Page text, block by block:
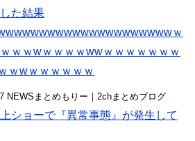
た結果
ｗ
ｗｗwｗｗｗｗwwｗｗｗｗｗｗｗ
ｗwｗｗｗｗｗｗ
NEWSまとめもりー｜2chまとめブログ
上ショーで『異常事態』が発生して